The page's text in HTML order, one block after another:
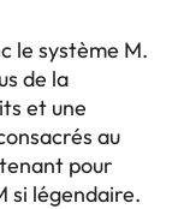
le système M.
de la
et une
au
pour
si légendaire.